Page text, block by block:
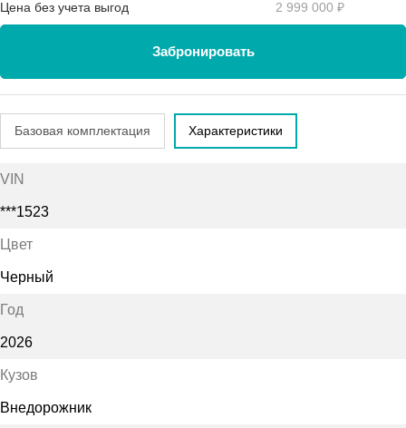
Цена без учета выгод 2 999 000 ₽
Забронировать
Базовая комплектация Характеристики
VIN
***1523
Цвет
Черный
Год
2026
Кузов
Внедорожник